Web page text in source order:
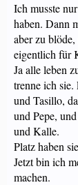
Ich musste
haben. Dann
aber zu
eigentlich für
Ja alle leben
trenne ich sie.
und Tasillo,
und Pepe,
und Kalle.
Platz haben
Jetzt bin ich
machen.